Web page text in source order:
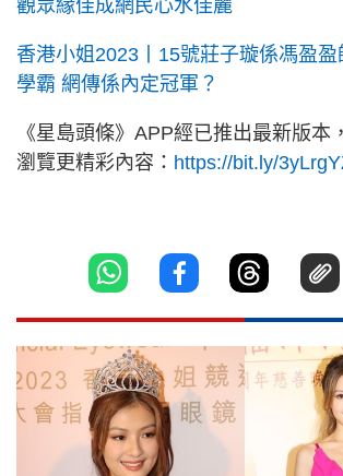
觀眾緣佳成網民心水佳麗
香港小姐2023丨15號莊子璇係馮盈
學霸 網傳係內定冠軍？
《星島頭條》APP經已推出最新版本
瀏覽更精彩內容： https://bit.ly/